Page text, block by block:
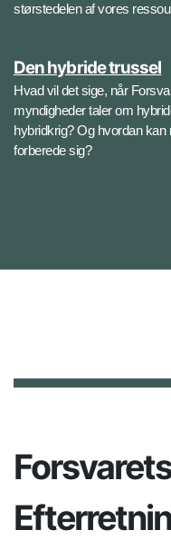
størstedelen af vores
Den hybride trussel
Hvad vil det sige, når
myndigheder taler om
hybridkrig? Og hvordan
forberede sig?
Forsvarets